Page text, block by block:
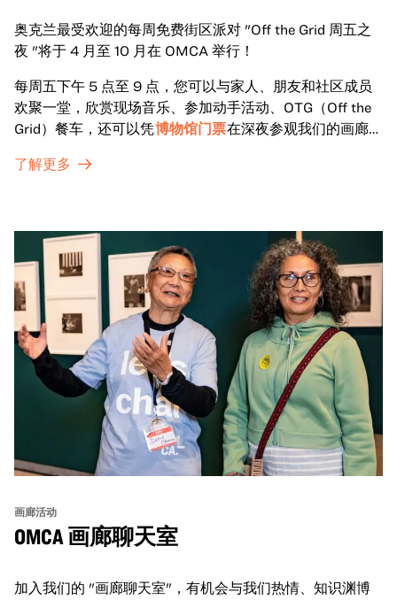
奥克兰最受欢迎的每周免费街区派对 "Off the Grid 周五之
夜 "将于 4 月至 10 月在 OMCA 举行！
每周五下午 5 点至 9 点，您可以与家人、朋友和社区成员
欢聚一堂，欣赏现场音乐、参加动手活动、OTG（Off the
Grid）餐车，还可以凭博物馆门票在深夜参观我们的画廊和
了解更多
画廊活动
OMCA 画廊聊天室
加入我们的 "画廊聊天室"，有机会与我们热情、知识渊博